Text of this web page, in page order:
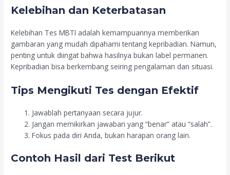
Kelebihan dan Keterbatasan
Kelebihan Tes MBTI adalah kemampuannya memberikan
gambaran yang mudah dipahami tentang kepribadian. Namun,
penting untuk diingat bahwa hasilnya bukan label permanen.
Kepribadian bisa berkembang seiring pengalaman dan situasi.
Tips Mengikuti Tes dengan Efektif
Jawablah pertanyaan secara jujur.
Jangan memikirkan jawaban yang “benar” atau “salah”.
Fokus pada diri Anda, bukan harapan orang lain.
Contoh Hasil dari Test Berikut